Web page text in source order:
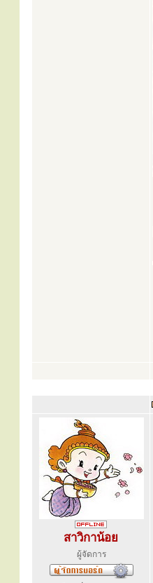
สาวิกาน้อย
ผู้จัดการ